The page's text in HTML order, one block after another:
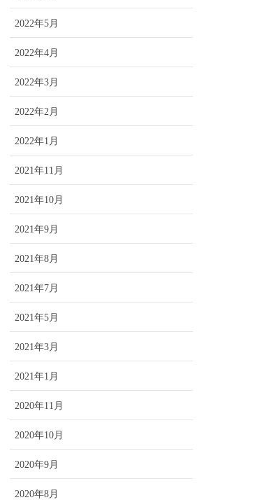
2022年5月
2022年4月
2022年3月
2022年2月
2022年1月
2021年11月
2021年10月
2021年9月
2021年8月
2021年7月
2021年5月
2021年3月
2021年1月
2020年11月
2020年10月
2020年9月
2020年8月